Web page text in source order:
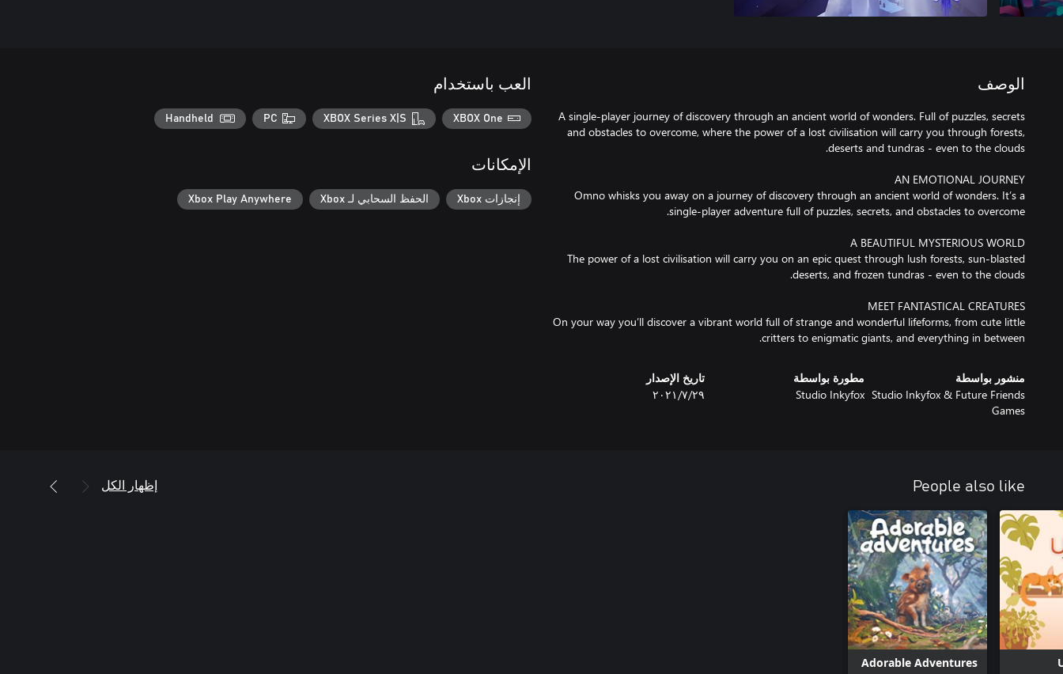
الوصف
A single-player journey of discovery through an ancient world of wonders. Full of puzzles, secrets
and obstacles to overcome, where the power of a lost civilisation will carry you through forests,
Omno whisks you away on a journey of discovery through an ancient world of wonders. It’s a
The power of a lost civilisation will carry you on an epic quest through lush forests, sun-blasted
On your way you’ll discover a vibrant world full of strange and wonderful lifeforms, from cute little
critters to enigmatic giants, and everything in between.
منشور بواسطة
Studio Inkyfox & Future Friends
Games
مطورة بواسطة
Studio Inkyfox
تاريخ الإصدار
٢٩‏/٧‏/٢٠٢١
العب باستخدام
XBOX One
XBOX Series X|S
PC
Handheld
الإمكانات
إنجازات Xbox الحفظ السحابي لـ Xbox Xbox Play Anywhere
People also like إظهار الكل
Adorable Adventures